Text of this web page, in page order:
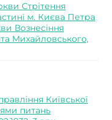
Стрітення
м. Києва Петра
Вознесіння
Михайловського,
Київської
питань